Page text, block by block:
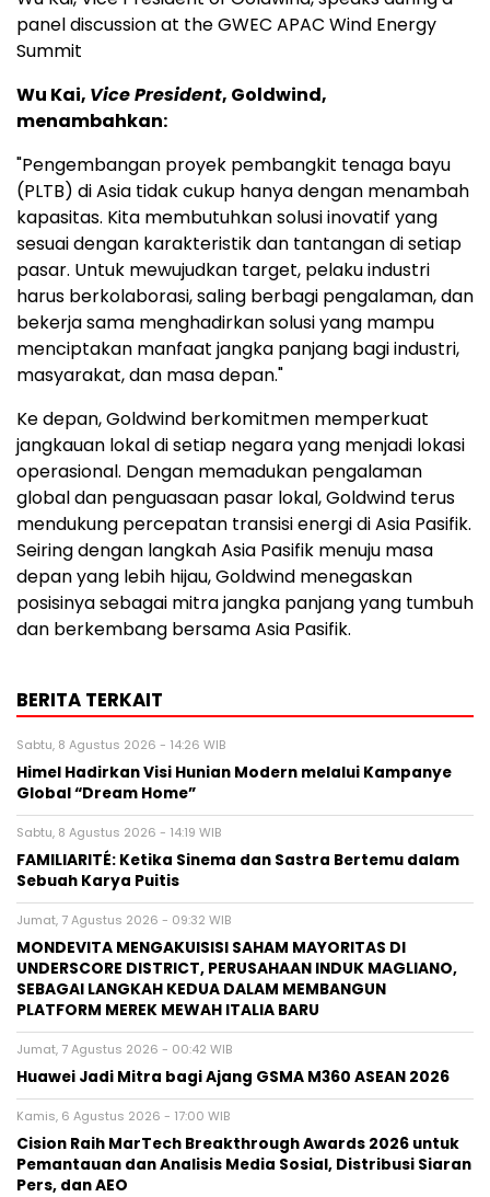
panel discussion at the GWEC APAC Wind Energy
Summit
Wu Kai, Vice President, Goldwind,
menambahkan:
"Pengembangan proyek pembangkit tenaga bayu
(PLTB) di Asia tidak cukup hanya dengan menambah
kapasitas. Kita membutuhkan solusi inovatif yang
sesuai dengan karakteristik dan tantangan di setiap
pasar. Untuk mewujudkan target, pelaku industri
harus berkolaborasi, saling berbagi pengalaman, dan
bekerja sama menghadirkan solusi yang mampu
menciptakan manfaat jangka panjang bagi industri,
masyarakat, dan masa depan."
Ke depan, Goldwind berkomitmen memperkuat
jangkauan lokal di setiap negara yang menjadi lokasi
operasional. Dengan memadukan pengalaman
global dan penguasaan pasar lokal, Goldwind terus
mendukung percepatan transisi energi di Asia Pasifik.
Seiring dengan langkah Asia Pasifik menuju masa
depan yang lebih hijau, Goldwind menegaskan
posisinya sebagai mitra jangka panjang yang tumbuh
dan berkembang bersama Asia Pasifik.
BERITA TERKAIT
Sabtu, 8 Agustus 2026 - 14:26 WIB
Himel Hadirkan Visi Hunian Modern melalui Kampanye
Global “Dream Home”
Sabtu, 8 Agustus 2026 - 14:19 WIB
FAMILIARITÉ: Ketika Sinema dan Sastra Bertemu dalam
Sebuah Karya Puitis
Jumat, 7 Agustus 2026 - 09:32 WIB
MONDEVITA MENGAKUISISI SAHAM MAYORITAS DI
UNDERSCORE DISTRICT, PERUSAHAAN INDUK MAGLIANO,
SEBAGAI LANGKAH KEDUA DALAM MEMBANGUN
PLATFORM MEREK MEWAH ITALIA BARU
Jumat, 7 Agustus 2026 - 00:42 WIB
Huawei Jadi Mitra bagi Ajang GSMA M360 ASEAN 2026
Kamis, 6 Agustus 2026 - 17:00 WIB
Cision Raih MarTech Breakthrough Awards 2026 untuk
Pemantauan dan Analisis Media Sosial, Distribusi Siaran
Pers, dan AEO